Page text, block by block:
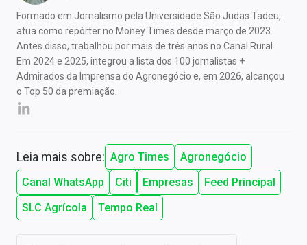
Formado em Jornalismo pela Universidade São Judas Tadeu,
atua como repórter no Money Times desde março de 2023.
Antes disso, trabalhou por mais de três anos no Canal Rural.
Em 2024 e 2025, integrou a lista dos 100 jornalistas +
Admirados da Imprensa do Agronegócio e, em 2026, alcançou
o Top 50 da premiação.
Leia mais sobre: Agro Times
Agronegócio
Canal WhatsApp
Citi Empresas
Feed Principal
SLC Agrícola
Tempo Real